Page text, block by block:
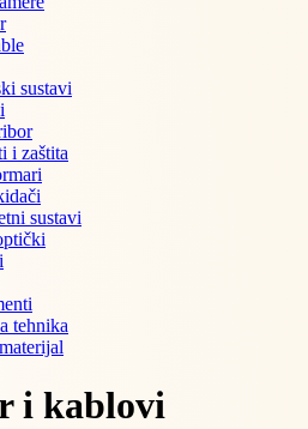
sustavi
i zaštita
sustavi
tehnika
i kablovi